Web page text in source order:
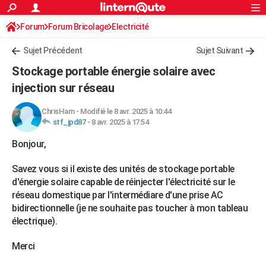
ACTUALITÉS
Politique
Société
Faits Divers
Education
Monde
Villes
+
Programme TV
TNTStreaming
Cinéma
Sorties cinéma
Musique
+FINANCE
Retraite
Impôts
Epargne
Immobilier
Risques naturels par ville
Banque
Assurance
Crédit
AUTO
Essais
Réserver un essai
Citadines
Berlines
SUV
Forum auto
HIGH-TECH
Forum
Aménagement intérieur
Extérieur
Cuisine
Salle de bains
Jardinage
Rangement
WEEK-END
Guides de France
Escapades
Patrimoine
Expositions
Musées
Week-end nature
+LIFESTYLE
Art de vivre
Modes de vie
S'inscrire
Connexion
Forum Forum Bricolage Electricité
Sujet Précédent Sujet Suivant
Stockage portable énergie solaire avec
injection sur réseau
ChrisHarn- Modifié le 8 avr. 2025 à 10:44
stf_jpd87- 8 avr. 2025 à 17:54
Bonjour,
Savez vous si il existe des unités de stockage portable
d'énergie solaire capable de réinjecter l'électricité sur le
réseau domestique par l'intermédiare d'une prise AC
bidirectionnelle (je ne souhaite pas toucher à mon tableau
électrique).
Merci